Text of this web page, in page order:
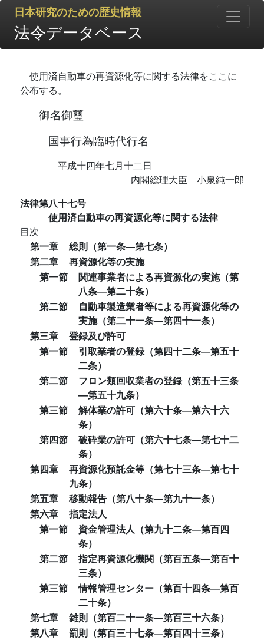
日本研究のための歴史情報
法令データベース
使用済自動車の再資源化等に関する法律をここに
公布する。
御名御璽
国事行為臨時代行名
平成十四年七月十二日
内閣総理大臣 小泉純一郎
法律第八十七号
使用済自動車の再資源化等に関する法律
目次
第一章
総則（第一条―第七条）
第二章
再資源化等の実施
第一節
関連事業者による再資源化の実施（第
八条―第二十条）
第二節
自動車製造業者等による再資源化等の
実施（第二十一条―第四十一条）
第三章
登録及び許可
第一節
引取業者の登録（第四十二条―第五十
二条）
第二節
フロン類回収業者の登録（第五十三条
―第五十九条）
第三節
解体業の許可（第六十条―第六十六
条）
第四節
破砕業の許可（第六十七条―第七十二
条）
第四章
再資源化預託金等（第七十三条―第七十
九条）
第五章
移動報告（第八十条―第九十一条）
第六章
指定法人
第一節
資金管理法人（第九十二条―第百四
条）
第二節
指定再資源化機関（第百五条―第百十
三条）
第三節
情報管理センター（第百十四条―第百
二十条）
第七章
雑則（第百二十一条―第百三十六条）
第八章
罰則（第百三十七条―第百四十三条）